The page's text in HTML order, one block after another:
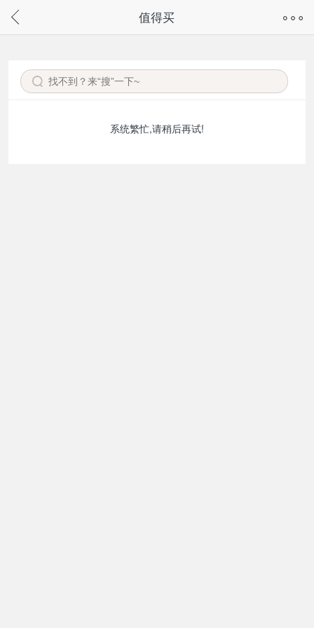
请通过微信或支付宝搜“奇兔客小程序”访问
值得买
系统繁忙,请稍后再试!